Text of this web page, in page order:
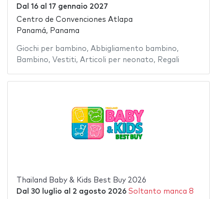
Dal 16al 17 gennaio 2027
Centro de Convenciones Atlapa
Panamá, Panama
Giochi per bambino, Abbigliamento bambino,
Bambino, Vestiti, Articoli per neonato, Regali
Thailand Baby & Kids Best Buy 2026
Dal 30 luglio al 2 agosto 2026 Soltanto manca 8